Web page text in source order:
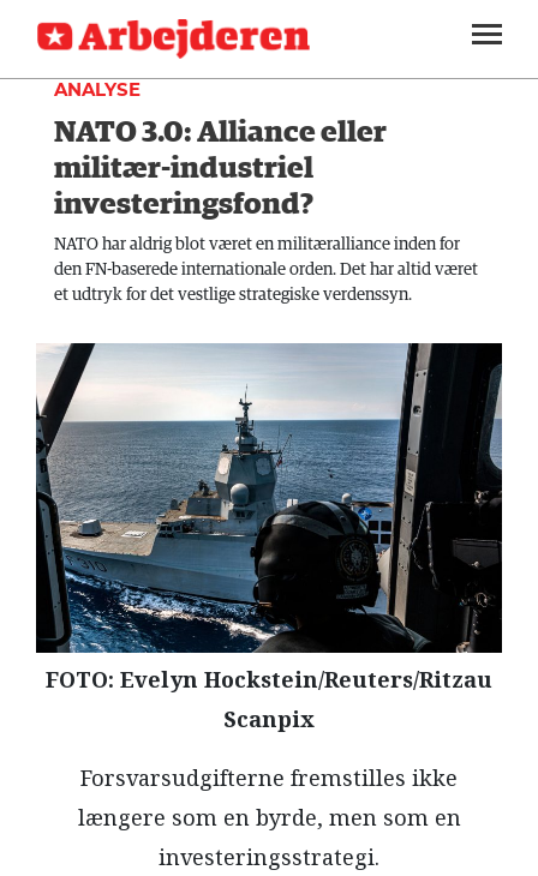
SEKTIONER
ARBEJDEREN
MENER
FAGLIGT
INDLAND
UDLAND
KULTUR
BLOGS
DEBAT
LÆSER
TIL
LÆSER
NAVNE
TEORI
SOUNDCLOUD
ABONNER
LOG IND
OM
ARBEJDEREN
ANALYSE
NATO 3.0: Alliance eller
militær-industriel
investeringsfond?
NATO har aldrig blot været en militæralliance inden for
den FN-baserede internationale orden. Det har altid været
et udtryk for det vestlige strategiske verdenssyn.
FOTO: Evelyn Hockstein/Reuters/Ritzau
Scanpix
Forsvarsudgifterne fremstilles ikke
længere som en byrde, men som en
investeringsstrategi.